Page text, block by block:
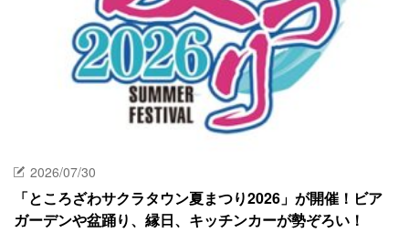
2026/07/30
「ところざわサクラタウン夏まつり2026」が開催！ビア
ガーデンや盆踊り、縁日、キッチンカーが勢ぞろい！